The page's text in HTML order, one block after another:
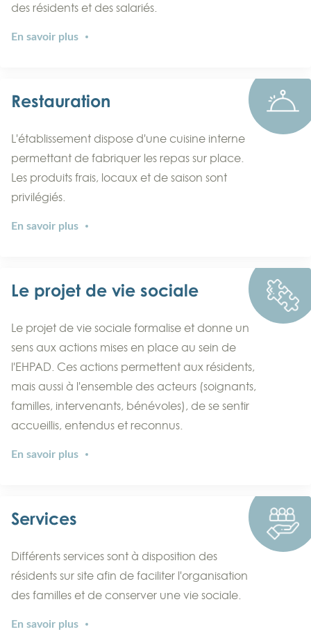
des résidents et des salariés.
En savoir plus
Restauration
L'établissement dispose d'une cuisine interne
permettant de fabriquer les repas sur place.
Les produits frais, locaux et de saison sont
privilégiés.
En savoir plus
Le projet de vie sociale
Le projet de vie sociale formalise et donne un
sens aux actions mises en place au sein de
l'EHPAD. Ces actions permettent aux résidents,
mais aussi à l'ensemble des acteurs (soignants,
familles, intervenants, bénévoles), de se sentir
accueillis, entendus et reconnus.
En savoir plus
Services
Différents services sont à disposition des
résidents sur site afin de faciliter l'organisation
des familles et de conserver une vie sociale.
En savoir plus